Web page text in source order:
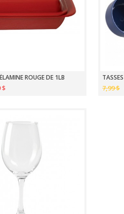
ROUGE DE 1LB
$ 7,99 $